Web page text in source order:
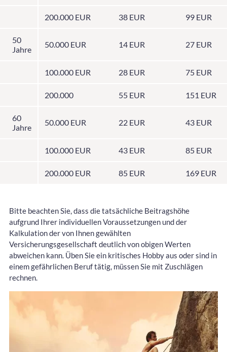
200.000 EUR 38 EUR 99 EUR
50
Jahre
50.000 EUR 14 EUR 27 EUR
100.000 EUR 28 EUR 75 EUR
200.000 55 EUR 151 EUR
60
Jahre
50.000 EUR 22 EUR 43 EUR
100.000 EUR 43 EUR 85 EUR
200.000 EUR 85 EUR 169 EUR
Bitte beachten Sie, dass die tatsächliche Beitragshöhe
aufgrund Ihrer individuellen Voraussetzungen und der
Kalkulation der von Ihnen gewählten
Versicherungsgesellschaft deutlich von obigen Werten
abweichen kann. Üben Sie ein kritisches Hobby aus oder sind in
einem gefährlichen Beruf tätig, müssen Sie mit Zuschlägen
rechnen.